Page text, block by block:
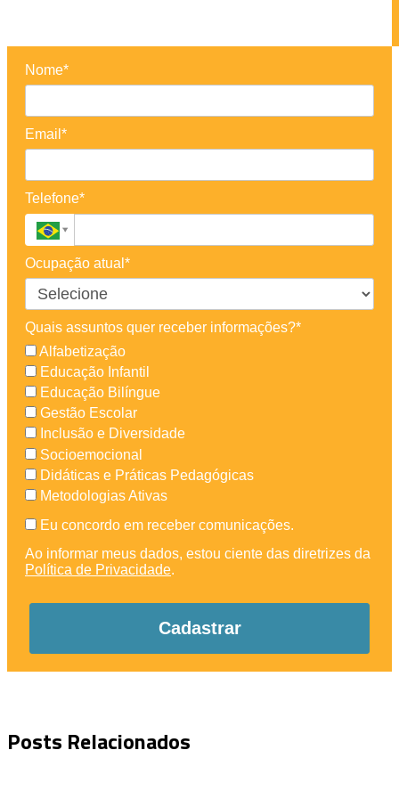
Nome*
Email*
Telefone*
Ocupação atual*
Quais assuntos quer receber informações?*
Alfabetização
Educação Infantil
Educação Bilíngue
Gestão Escolar
Inclusão e Diversidade
Socioemocional
Didáticas e Práticas Pedagógicas
Metodologias Ativas
Eu concordo em receber comunicações.
Ao informar meus dados, estou ciente das diretrizes da
Política de Privacidade.
Cadastrar
Posts Relacionados